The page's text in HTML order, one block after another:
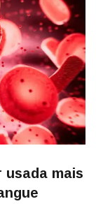
usada mais